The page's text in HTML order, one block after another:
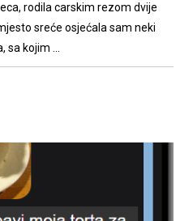
rodila carskim rezom dvije
sreće osjećala sam neki
kojim ...